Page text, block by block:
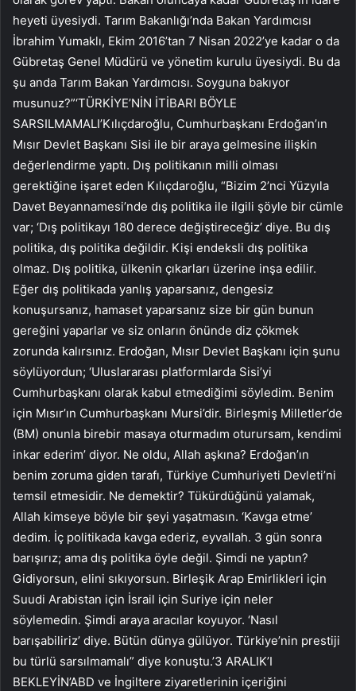
heyeti üyesiydi. Tarım Bakanlığı’nda Bakan Yardımcısı
İbrahim Yumaklı, Ekim 2016’tan 7 Nisan 2022’ye kadar o da
Gübretaş Genel Müdürü ve yönetim kurulu üyesiydi. Bu da
şu anda Tarım Bakan Yardımcısı. Soyguna bakıyor
musunuz?”‘TÜRKİYE’NİN İTİBARI BÖYLE
SARSILMAMALI’Kılıçdaroğlu, Cumhurbaşkanı Erdoğan’ın
Mısır Devlet Başkanı Sisi ile bir araya gelmesine ilişkin
değerlendirme yaptı. Dış politikanın milli olması
gerektiğine işaret eden Kılıçdaroğlu, “Bizim 2’nci Yüzyıla
Davet Beyannamesi’nde dış politika ile ilgili şöyle bir cümle
var; ‘Dış politikayı 180 derece değiştireceğiz’ diye. Bu dış
politika, dış politika değildir. Kişi endeksli dış politika
olmaz. Dış politika, ülkenin çıkarları üzerine inşa edilir.
Eğer dış politikada yanlış yaparsanız, dengesiz
konuşursanız, hamaset yaparsanız size bir gün bunun
gereğini yaparlar ve siz onların önünde diz çökmek
zorunda kalırsınız. Erdoğan, Mısır Devlet Başkanı için şunu
söylüyordun; ‘Uluslararası platformlarda Sisi’yi
Cumhurbaşkanı olarak kabul etmediğimi söyledim. Benim
için Mısır’ın Cumhurbaşkanı Mursi’dir. Birleşmiş Milletler’de
(BM) onunla birebir masaya oturmadım oturursam, kendimi
inkar ederim’ diyor. Ne oldu, Allah aşkına? Erdoğan’ın
benim zoruma giden tarafı, Türkiye Cumhuriyeti Devleti’ni
temsil etmesidir. Ne demektir? Tükürdüğünü yalamak,
Allah kimseye böyle bir şeyi yaşatmasın. ‘Kavga etme’
dedim. İç politikada kavga ederiz, eyvallah. 3 gün sonra
barışırız; ama dış politika öyle değil. Şimdi ne yaptın?
Gidiyorsun, elini sıkıyorsun. Birleşik Arap Emirlikleri için
Suudi Arabistan için İsrail için Suriye için neler
söylemedin. Şimdi araya aracılar koyuyor. ‘Nasıl
barışabiliriz’ diye. Bütün dünya gülüyor. Türkiye’nin prestiji
bu türlü sarsılmamalı” diye konuştu.’3 ARALIK’I
BEKLEYİN’ABD ve İngiltere ziyaretlerinin içeriğini